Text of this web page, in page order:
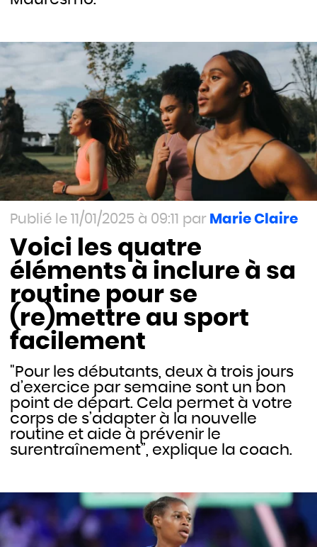
11/01/2025 à 09:11 Marie Claire
Voici les quatre
éléments à inclure à sa
routine pour se
(re)mettre au sport
facilement
"Pour les débutants, deux à trois jours
d’exercice par semaine sont un bon
point de départ. Cela permet à votre
corps de s’adapter à la nouvelle
routine et aide à prévenir le
surentraînement”, explique la coach.